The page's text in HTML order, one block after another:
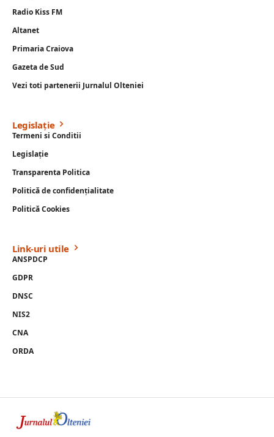
Radio Kiss FM
Altanet
Primaria Craiova
Gazeta de Sud
Vezi toti partenerii Jurnalul Olteniei
Legislație
Termeni si Conditii
Legislație
Transparenta Politica
Politică de confidențialitate
Politică Cookies
Link-uri utile
ANSPDCP
GDPR
DNSC
NIS2
CNA
ORDA